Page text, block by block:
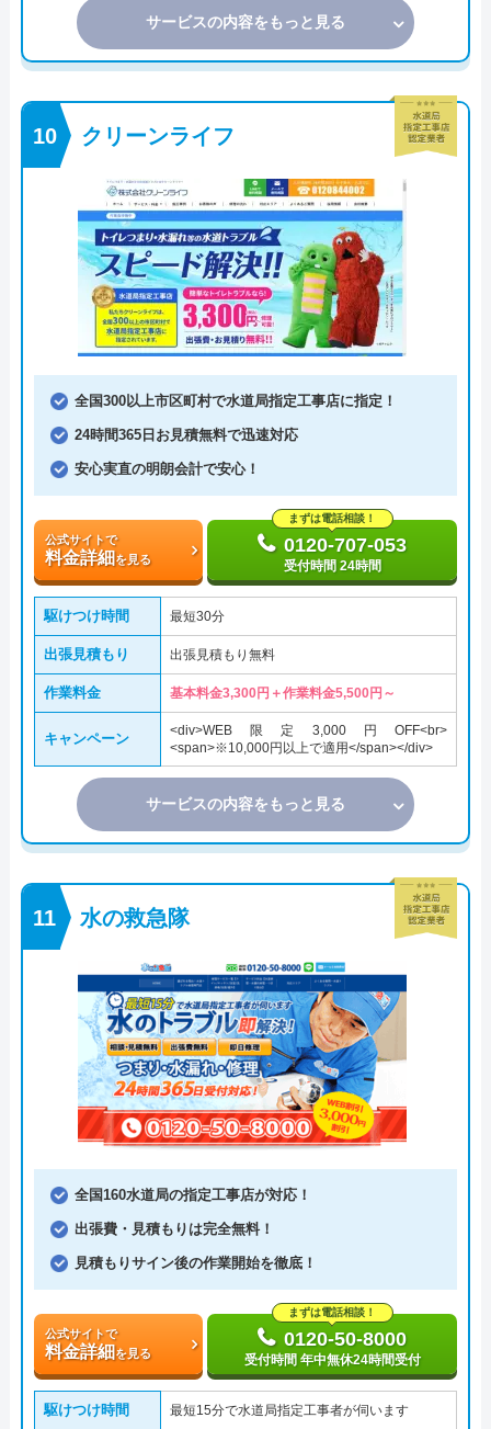
サービスの内容をもっと見る
クリーンライフ
全国300以上市区町村で水道局指定工事店に指定！
24時間365日お見積無料で迅速対応
安心実直の明朗会計で安心！
公式サイトで
料金詳細を見る
まずは電話相談！
0120-707-053
受付時間 24時間
駆けつけ時間 最短30分
出張見積もり 出張見積もり無料
作業料金 基本料金3,300円＋作業料金5,500円～
キャンペーン
<div>WEB限定3,000円OFF<br>
<span>※10,000円以上で適用</span></div>
サービスの内容をもっと見る
水の救急隊
全国160水道局の指定工事店が対応！
出張費・見積もりは完全無料！
見積もりサイン後の作業開始を徹底！
公式サイトで
料金詳細を見る
まずは電話相談！
0120-50-8000
受付時間 年中無休24時間受付
駆けつけ時間 最短15分で水道局指定工事者が伺います